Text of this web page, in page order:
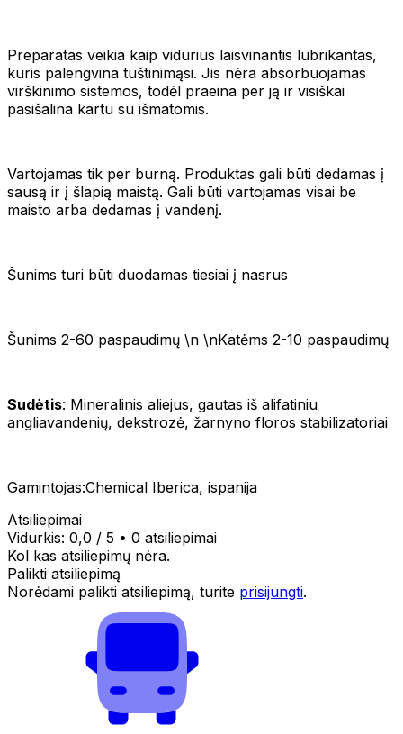
Preparatas veikia kaip vidurius laisvinantis lubrikantas,
kuris palengvina tuštinimąsi. Jis nėra absorbuojamas
virškinimo sistemos, todėl praeina per ją ir visiškai
pasišalina kartu su išmatomis.
Vartojamas tik per burną. Produktas gali būti dedamas į
sausą ir į šlapią maistą. Gali būti vartojamas visai be
maisto arba dedamas į vandenį.
Šunims turi būti duodamas tiesiai į nasrus
Šunims 2-60 paspaudimų \n \nKatėms 2-10 paspaudimų
Sudėtis: Mineralinis aliejus, gautas iš alifatiniu
angliavandenių, dekstrozė, žarnyno floros stabilizatoriai
Gamintojas:Chemical Iberica, ispanija
Atsiliepimai
Vidurkis: 0,0 / 5 • 0 atsiliepimai
Kol kas atsiliepimų nėra.
Palikti atsiliepimą
Norėdami palikti atsiliepimą, turite prisijungti.